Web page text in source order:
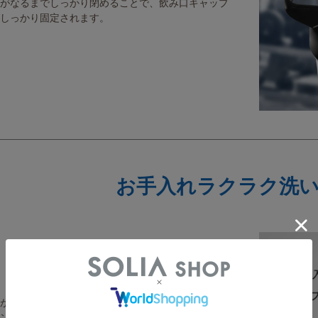
なるまでしっかり閉めることで、飲み口キャップ
っかり固定されます。
お手入れラクラク洗
入りやすい。